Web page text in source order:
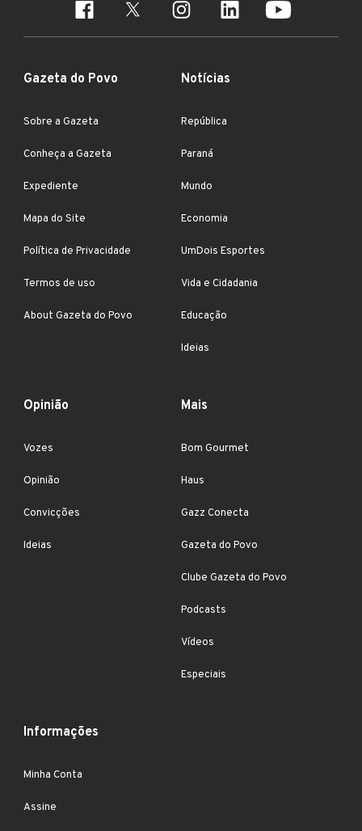
Gazeta do Povo
Sobre a Gazeta
Conheça a Gazeta
Expediente
Mapa do Site
Política de Privacidade
Termos de uso
About Gazeta do Povo
Notícias
República
Paraná
Mundo
Economia
UmDois Esportes
Vida e Cidadania
Educação
Ideias
Opinião
Vozes
Opinião
Convicções
Ideias
Mais
Bom Gourmet
Haus
Gazz Conecta
Gazeta do Povo
Clube Gazeta do Povo
Podcasts
Vídeos
Especiais
Informações
Minha Conta
Assine